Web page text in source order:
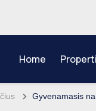
Home
Gyvenamasis